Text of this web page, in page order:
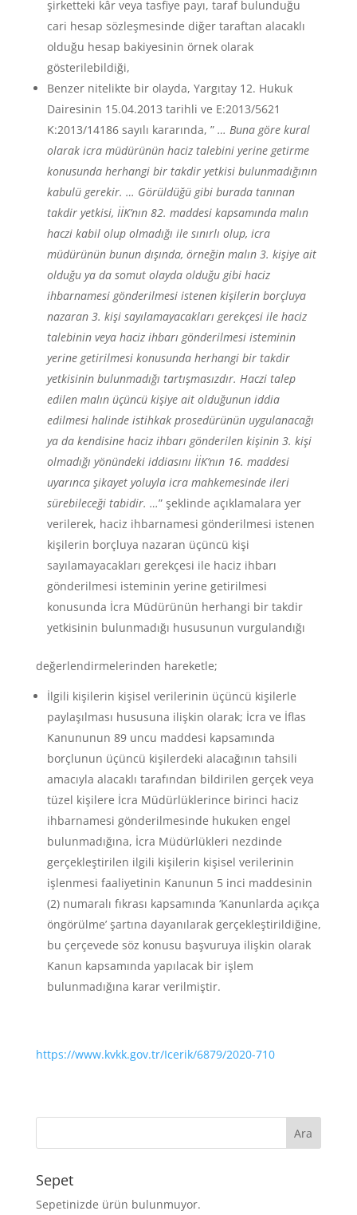
şirketteki kâr veya tasfiye payı, taraf bulunduğu
cari hesap sözleşmesinde diğer taraftan alacaklı
olduğu hesap bakiyesinin örnek olarak
gösterilebildiği,
Benzer nitelikte bir olayda, Yargıtay 12. Hukuk
Dairesinin 15.04.2013 tarihli ve E:2013/5621
K:2013/14186 sayılı kararında, ” … Buna göre kural
olarak icra müdürünün haciz talebini yerine getirme
konusunda herhangi bir takdir yetkisi bulunmadığının
kabulü gerekir. … Görüldüğü gibi burada tanınan
takdir yetkisi, İİK’nın 82. maddesi kapsamında malın
haczi kabil olup olmadığı ile sınırlı olup, icra
müdürünün bunun dışında, örneğin malın 3. kişiye ait
olduğu ya da somut olayda olduğu gibi haciz
ihbarnamesi gönderilmesi istenen kişilerin borçluya
nazaran 3. kişi sayılamayacakları gerekçesi ile haciz
talebinin veya haciz ihbarı gönderilmesi isteminin
yerine getirilmesi konusunda herhangi bir takdir
yetkisinin bulunmadığı tartışmasızdır. Haczi talep
edilen malın üçüncü kişiye ait olduğunun iddia
edilmesi halinde istihkak prosedürünün uygulanacağı
ya da kendisine haciz ihbarı gönderilen kişinin 3. kişi
olmadığı yönündeki iddiasını İİK’nın 16. maddesi
uyarınca şikayet yoluyla icra mahkemesinde ileri
sürebileceği tabidir. …” şeklinde açıklamalara yer
verilerek, haciz ihbarnamesi gönderilmesi istenen
kişilerin borçluya nazaran üçüncü kişi
sayılamayacakları gerekçesi ile haciz ihbarı
gönderilmesi isteminin yerine getirilmesi
konusunda İcra Müdürünün herhangi bir takdir
yetkisinin bulunmadığı hususunun vurgulandığı
değerlendirmelerinden hareketle;
İlgili kişilerin kişisel verilerinin üçüncü kişilerle
paylaşılması hususuna ilişkin olarak; İcra ve İflas
Kanununun 89 uncu maddesi kapsamında
borçlunun üçüncü kişilerdeki alacağının tahsili
amacıyla alacaklı tarafından bildirilen gerçek veya
tüzel kişilere İcra Müdürlüklerince birinci haciz
ihbarnamesi gönderilmesinde hukuken engel
bulunmadığına, İcra Müdürlükleri nezdinde
gerçekleştirilen ilgili kişilerin kişisel verilerinin
işlenmesi faaliyetinin Kanunun 5 inci maddesinin
(2) numaralı fıkrası kapsamında ‘Kanunlarda açıkça
öngörülme’ şartına dayanılarak gerçekleştirildiğine,
bu çerçevede söz konusu başvuruya ilişkin olarak
Kanun kapsamında yapılacak bir işlem
bulunmadığına karar verilmiştir.
https://www.kvkk.gov.tr/Icerik/6879/2020-710
Sepet
Sepetinizde ürün bulunmuyor.